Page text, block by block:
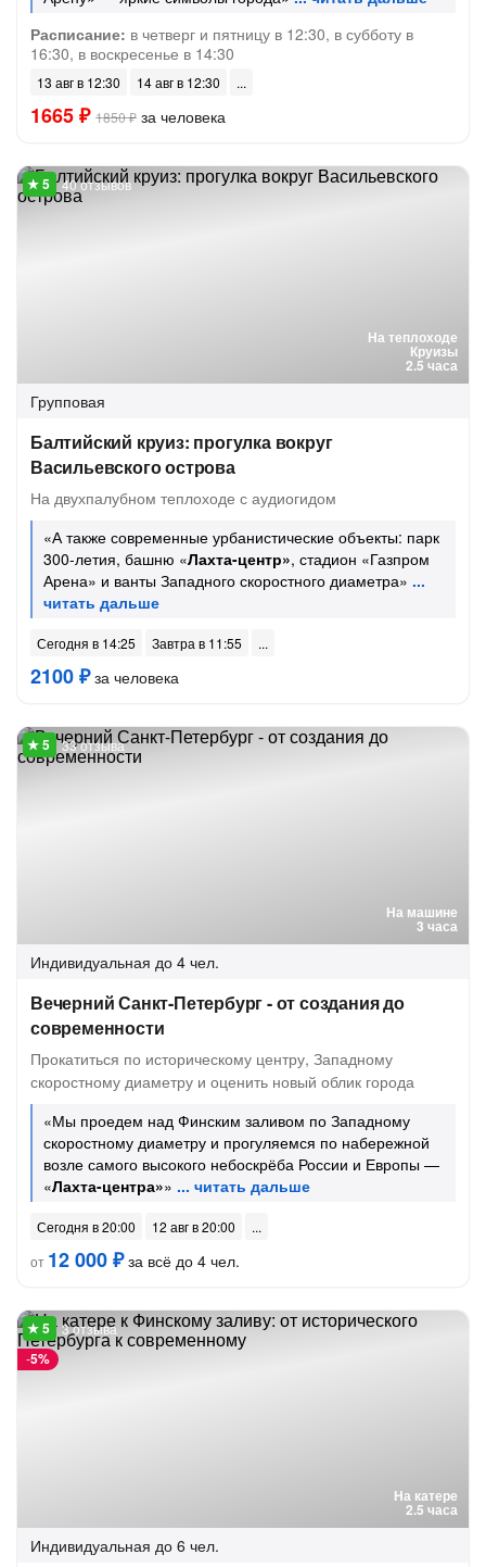
Расписание: в четверг и пятницу в 12:30, в субботу в
16:30, в воскресенье в 14:30
13 авг в 12:30 14 авг в 12:30
1665 ₽ 1850 ₽ за человека
На теплоходе
Круизы
2.5 часа
40 отзывов
Групповая
Балтийский круиз: прогулка вокруг
Васильевского острова
На двухпалубном теплоходе с аудиогидом
«А также современные урбанистические объекты: парк
300-летия, башню «Лахта-центр», стадион «Газпром
Арена» и ванты Западного скоростного диаметра»
Сегодня в 14:25 Завтра в 11:55
2100 ₽за человека
На машине
3 часа
33 отзыва
Индивидуальная до 4 чел.
Вечерний Санкт-Петербург - от создания до
современности
Прокатиться по историческому центру, Западному
скоростному диаметру и оценить новый облик города
«Мы проедем над Финским заливом по Западному
скоростному диаметру и прогуляемся по набережной
возле самого высокого небоскрёба России и Европы —
«Лахта-центра»»
Сегодня в 20:00
12 авг в 20:00
от 12 000 ₽за всё до 4 чел.
На катере
2.5 часа
-5%
3 отзыва
Индивидуальная до 6 чел.